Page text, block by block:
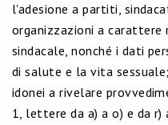
l'adesione a partiti,
organizzazioni a
sindacale, nonché i dati
di salute e la vita
idonei a rivelare
1, lettere da a) a o) e da r)